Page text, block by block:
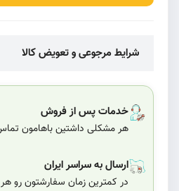
شرایط مرجوعی و تعویض کالا
خدمات پس از فروش
هر مشکلی داشتین باهامون تماس
ارسال به سراسر ایران
در کمترین زمان سفارشتون رو